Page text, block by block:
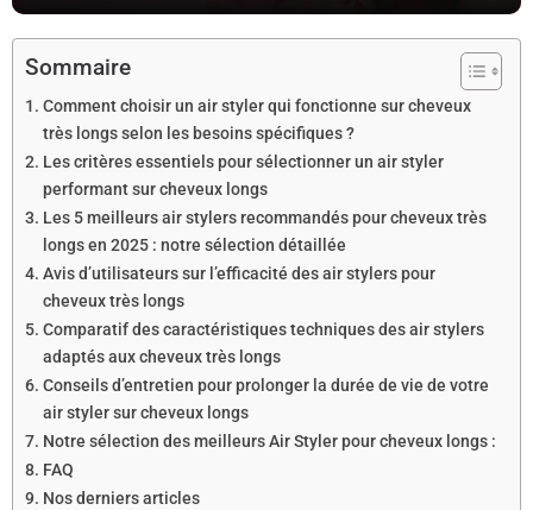
Sommaire
Comment choisir un air styler qui fonctionne sur cheveux
très longs selon les besoins spécifiques ?
Les critères essentiels pour sélectionner un air styler
performant sur cheveux longs
Les 5 meilleurs air stylers recommandés pour cheveux très
longs en 2025 : notre sélection détaillée
Avis d’utilisateurs sur l’efficacité des air stylers pour
cheveux très longs
Comparatif des caractéristiques techniques des air stylers
adaptés aux cheveux très longs
Conseils d’entretien pour prolonger la durée de vie de votre
air styler sur cheveux longs
Notre sélection des meilleurs Air Styler pour cheveux longs :
FAQ
Nos derniers articles